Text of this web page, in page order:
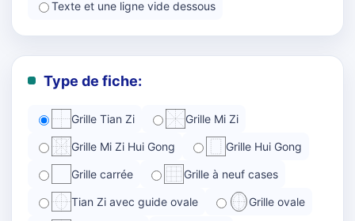
Texte et une ligne vide dessous
Type de fiche:
Grille Tian Zi Grille Mi Zi
Grille Mi Zi Hui Gong Grille Hui Gong
Grille carrée Grille à neuf cases
Tian Zi avec guide ovale Grille ovale